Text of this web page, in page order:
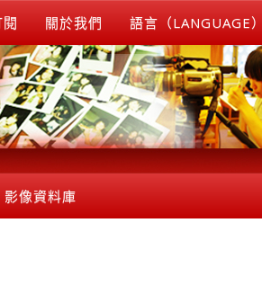
關於我們 語言（LANGUAGE）
影像資料庫